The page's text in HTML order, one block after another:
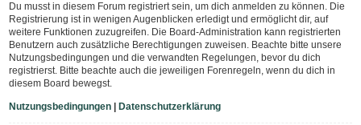
Du musst in diesem Forum registriert sein, um dich anmelden zu können. Die
Registrierung ist in wenigen Augenblicken erledigt und ermöglicht dir, auf
weitere Funktionen zuzugreifen. Die Board-Administration kann registrierten
Benutzern auch zusätzliche Berechtigungen zuweisen. Beachte bitte unsere
Nutzungsbedingungen und die verwandten Regelungen, bevor du dich
registrierst. Bitte beachte auch die jeweiligen Forenregeln, wenn du dich in
diesem Board bewegst.
Nutzungsbedingungen | Datenschutzerklärung